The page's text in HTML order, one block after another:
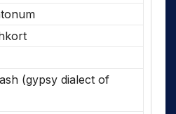
(gypsy dialect of